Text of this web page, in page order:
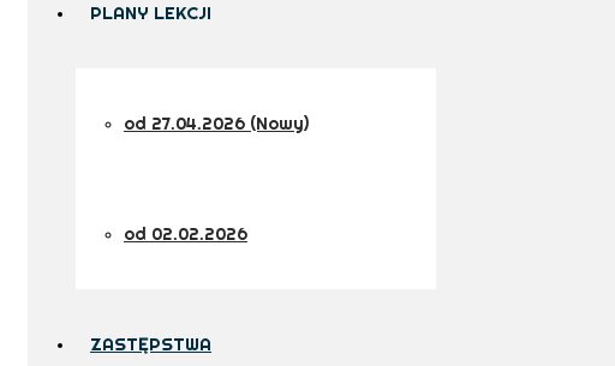
PLANY LEKCJI
od 27.04.2026 (Nowy)
od 02.02.2026
ZASTĘPSTWA